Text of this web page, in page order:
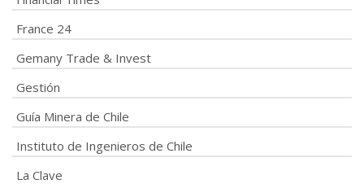
France 24
Gemany Trade & Invest
Gestión
Guía Minera de Chile
Instituto de Ingenieros de Chile
La Clave